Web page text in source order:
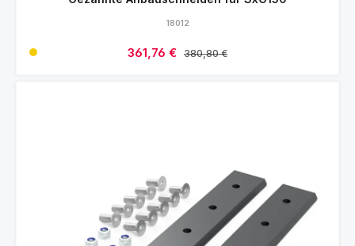
18012
Verkaufspreis:
361,76 € Regulärer Preis:
380,80 €